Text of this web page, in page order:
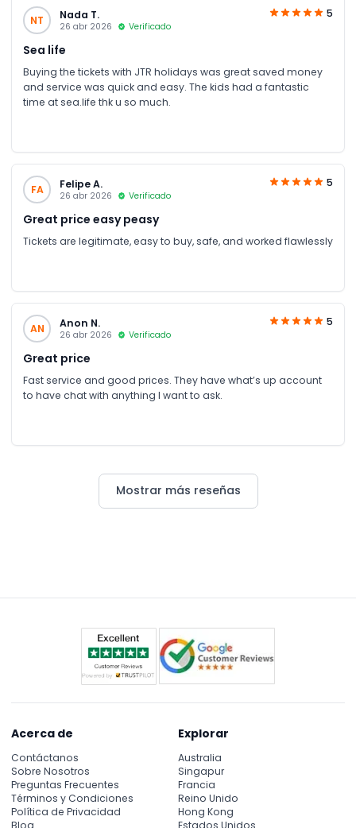
NT Nada T.
26 abr 2026 Verificado
5
Sea life
Buying the tickets with JTR holidays was great saved money
and service was quick and easy. The kids had a fantastic
time at sea.life thk u so much.
FA Felipe A.
26 abr 2026 Verificado
5
Great price easy peasy
Tickets are legitimate, easy to buy, safe, and worked flawlessly
AN Anon N.
26 abr 2026 Verificado
5
Great price
Fast service and good prices. They have what’s up account
to have chat with anything I want to ask.
Mostrar más reseñas
Acerca de
Contáctanos
Sobre Nosotros
Preguntas Frecuentes
Términos y Condiciones
Política de Privacidad
Blog
Explorar
Australia
Singapur
Francia
Reino Unido
Hong Kong
Estados Unidos